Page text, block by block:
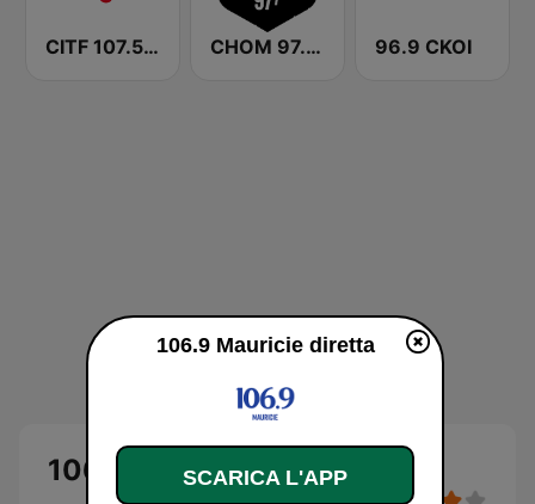
CITF 107.5 Rouge FM CHOM 97.7 FM 96.9 CKOI
106.9 Mauricie
106.9 Mauricie diretta
SCARICA L'APP